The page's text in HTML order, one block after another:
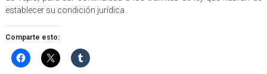
establecer su condición jurídica.
Comparte esto: